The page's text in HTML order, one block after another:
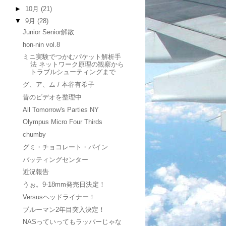
► 10月 (21)
▼ 9月 (28)
Junior Senior解散
hon-nin vol.8
ミニ実験でつかむパケット解析手
法 ネットワーク原理の観察から
トラブルシューティングまで
グ、ア、ム / 本谷有希子
昔のビデオを整理中
All Tomorrow's Parties NY
Olympus Micro Four Thirds
chumby
グミ・チョコレート・パイン
バッティングセンター
近況報告
うぉ。9-18mm発売日決定！
Versusヘッドライナー！
ブルーマン2年目突入決定！
NASっていってもラッパーじゃな